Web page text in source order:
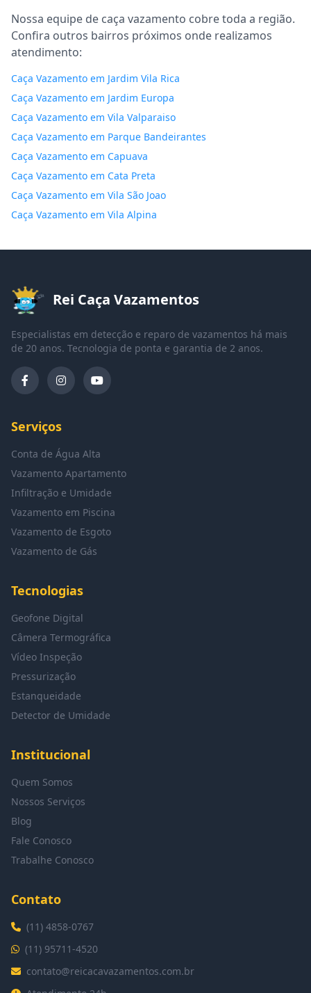
Nossa equipe de caça vazamento cobre toda a região.
Confira outros bairros próximos onde realizamos
atendimento:
Caça Vazamento em Jardim Vila Rica
Caça Vazamento em Jardim Europa
Caça Vazamento em Vila Valparaiso
Caça Vazamento em Parque Bandeirantes
Caça Vazamento em Capuava
Caça Vazamento em Cata Preta
Caça Vazamento em Vila São Joao
Caça Vazamento em Vila Alpina
Rei Caça Vazamentos
Especialistas em detecção e reparo de vazamentos há mais
de 20 anos. Tecnologia de ponta e garantia de 2 anos.
Serviços
Conta de Água Alta
Vazamento Apartamento
Infiltração e Umidade
Vazamento em Piscina
Vazamento de Esgoto
Vazamento de Gás
Tecnologias
Geofone Digital
Câmera Termográfica
Vídeo Inspeção
Pressurização
Estanqueidade
Detector de Umidade
Institucional
Quem Somos
Nossos Serviços
Blog
Fale Conosco
Trabalhe Conosco
Contato
(11) 4858-0767
(11) 95711-4520
contato@reicacavazamentos.com.br